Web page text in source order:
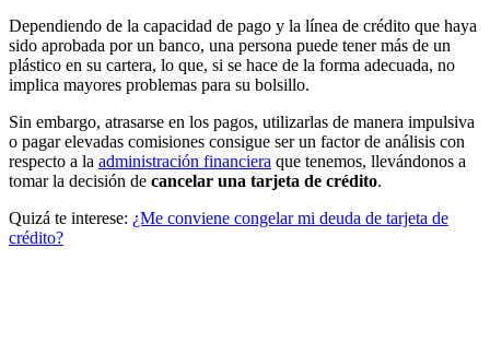
Dependiendo de la capacidad de pago y la línea de crédito que haya
sido aprobada por un banco, una persona puede tener más de un
plástico en su cartera, lo que, si se hace de la forma adecuada, no
implica mayores problemas para su bolsillo.
Sin embargo, atrasarse en los pagos, utilizarlas de manera impulsiva
o pagar elevadas comisiones consigue ser un factor de análisis con
respecto a la administración financiera que tenemos, llevándonos a
tomar la decisión de cancelar una tarjeta de crédito.
Quizá te interese: ¿Me conviene congelar mi deuda de tarjeta de
crédito?